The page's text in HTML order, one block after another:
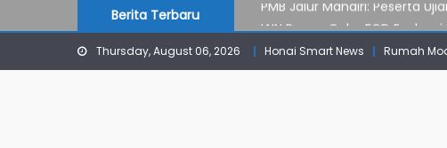
to
Berita Terbaru
IAIN Papua Gelar FGD Evaluasi
Para Mahasiswa PGMI IAIN
Thursday, August 06, 2026 Honai Smart News Rumah